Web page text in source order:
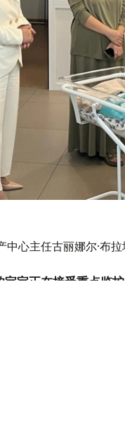
心主任古丽娜尔·布拉
宝宝正在接受重点监